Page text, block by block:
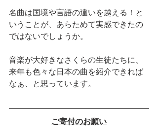
名曲は国境や言語の違いを越える！と
いうことが、あらためて実感できたの
ではないでしょうか。
音楽が大好きなさくらの生徒たちに、
来年も色々な日本の曲を紹介できれば
なぁ、と思っています。
ご寄付のお願い